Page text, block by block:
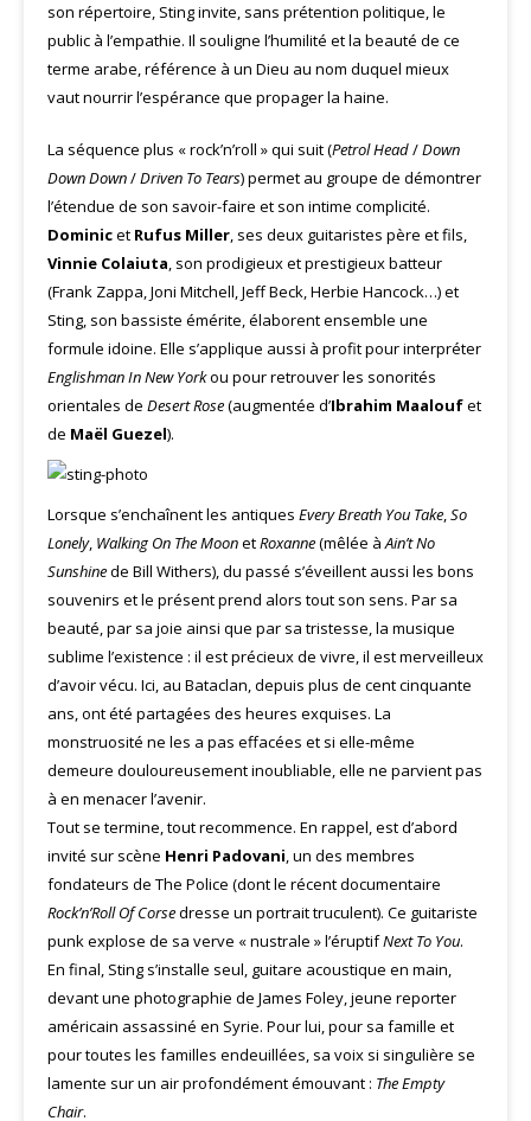
son répertoire, Sting invite, sans prétention politique, le
public à l’empathie. Il souligne l’humilité et la beauté de ce
terme arabe, référence à un Dieu au nom duquel mieux
vaut nourrir l’espérance que propager la haine.
La séquence plus « rock’n’roll » qui suit (Petrol Head/Down
Down Down/Driven To Tears) permet au groupe de démontrer
l’étendue de son savoir-faire et son intime complicité.
Dominicet Rufus Miller, ses deux guitaristes père et fils,
Vinnie Colaiuta, son prodigieux et prestigieux batteur
(Frank Zappa, Joni Mitchell, Jeff Beck, Herbie Hancock…) et
Sting, son bassiste émérite, élaborent ensemble une
formule idoine. Elle s’applique aussi à profit pour interpréter
Englishman In New Yorkou pour retrouver les sonorités
orientales de Desert Rose(augmentée d’Ibrahim Maaloufet
de Maël Guezel).
Lorsque s’enchaînent les antiques Every Breath You Take,So
Lonely, Walking On The MoonetRoxanne(mêlée àAin’t No
Sunshinede Bill Withers), du passé s’éveillent aussi les bons
souvenirs et le présent prend alors tout son sens. Par sa
beauté, par sa joie ainsi que par sa tristesse, la musique
sublime l’existence : il est précieux de vivre, il est merveilleux
d’avoir vécu. Ici, au Bataclan, depuis plus de cent cinquante
ans, ont été partagées des heures exquises. La
monstruosité ne les a pas effacées et si elle-même
demeure douloureusement inoubliable, elle ne parvient pas
à en menacer l’avenir.
Tout se termine, tout recommence. En rappel, est d’abord
invité sur scène Henri Padovani, un des membres
fondateurs de The Police (dont le récent documentaire
Rock’n’Roll Of Corsedresse un portrait truculent). Ce guitariste
punk explose de sa verve « nustrale » l’éruptifNext To You.
En final, Sting s’installe seul, guitare acoustique en main,
devant une photographie de James Foley, jeune reporter
américain assassiné en Syrie. Pour lui, pour sa famille et
pour toutes les familles endeuillées, sa voix si singulière se
lamente sur un air profondément émouvant : The Empty
Chair.